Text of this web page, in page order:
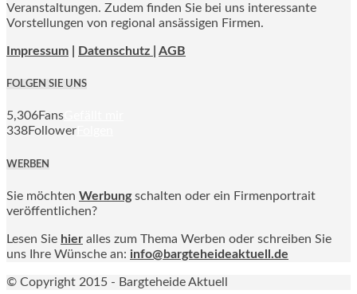
Veranstaltungen. Zudem finden Sie bei uns interessante
Vorstellungen von regional ansässigen Firmen.
Impressum Datenschutz | AGB
FOLGEN SIE UNS
5,306Fans
338Follower
WERBEN
Sie möchten Werbung schalten oder ein Firmenportrait
veröffentlichen?
Lesen Sie hier alles zum Thema Werben oder schreiben Sie
uns Ihre Wünsche an: info@bargteheideaktuell.de
© Copyright 2015 - Bargteheide Aktuell